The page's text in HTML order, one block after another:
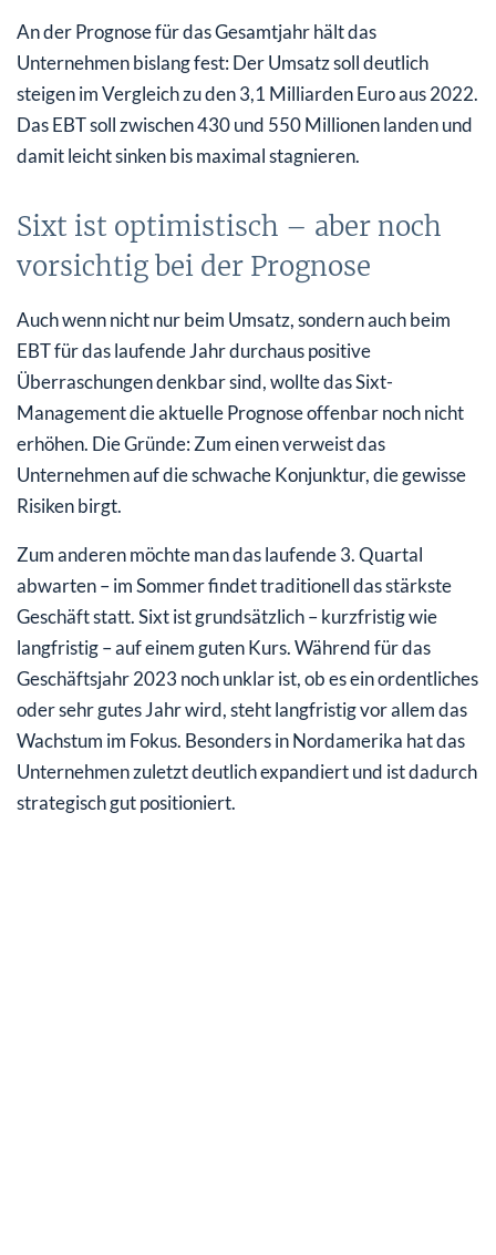
An der Prognose für das Gesamtjahr hält das
Unternehmen bislang fest: Der Umsatz soll deutlich
steigen im Vergleich zu den 3,1 Milliarden Euro aus 2022.
Das EBT soll zwischen 430 und 550 Millionen landen und
damit leicht sinken bis maximal stagnieren.
Sixt ist optimistisch – aber noch
vorsichtig bei der Prognose
Auch wenn nicht nur beim Umsatz, sondern auch beim
EBT für das laufende Jahr durchaus positive
Überraschungen denkbar sind, wollte das Sixt-
Management die aktuelle Prognose offenbar noch nicht
erhöhen. Die Gründe: Zum einen verweist das
Unternehmen auf die schwache Konjunktur, die gewisse
Risiken birgt.
Zum anderen möchte man das laufende 3. Quartal
abwarten – im Sommer findet traditionell das stärkste
Geschäft statt. Sixt ist grundsätzlich – kurzfristig wie
langfristig – auf einem guten Kurs. Während für das
Geschäftsjahr 2023 noch unklar ist, ob es ein ordentliches
oder sehr gutes Jahr wird, steht langfristig vor allem das
Wachstum im Fokus. Besonders in Nordamerika hat das
Unternehmen zuletzt deutlich expandiert und ist dadurch
strategisch gut positioniert.